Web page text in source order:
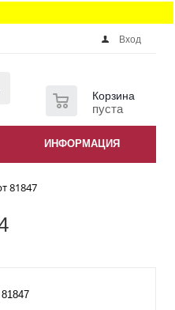
Вход
Корзина
пуста
ИНФОРМАЦИЯ
81847